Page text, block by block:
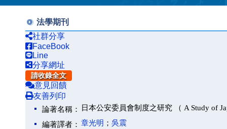
法學期刊
社群分享
FaceBook
Line
分享網址
請收錄全文
意見回饋
友善列印
論著名稱： 日本公安委員會制度之研究 （ A Study of
編著譯者： 章光明 ； 吳震